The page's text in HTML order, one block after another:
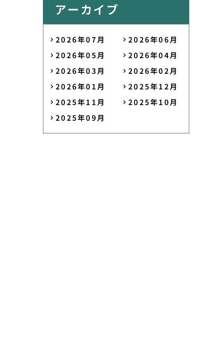
アーカイブ
2026年07月
2026年06月
2026年05月
2026年04月
2026年03月
2026年02月
2026年01月
2025年12月
2025年11月
2025年10月
2025年09月